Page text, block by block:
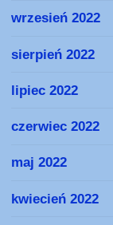
wrzesień 2022
sierpień 2022
lipiec 2022
czerwiec 2022
maj 2022
kwiecień 2022